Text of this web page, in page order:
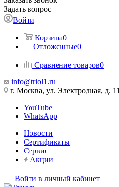
Задать вопрос
Войти
Корзина0
Отложенные0
Сравнение товаров0
info@triol1.ru
г. Москва, ул. Электродная, д. 11
YouTube
WhatsApp
Новости
Сертификаты
Сервис
Акции
Войти в личный кабинет